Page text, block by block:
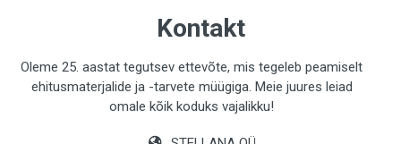
Kontakt
Oleme 25. aastat tegutsev ettevõte, mis tegeleb peamiselt
ehitusmaterjalide ja -tarvete müügiga. Meie juures leiad
omale kõik koduks vajalikku!